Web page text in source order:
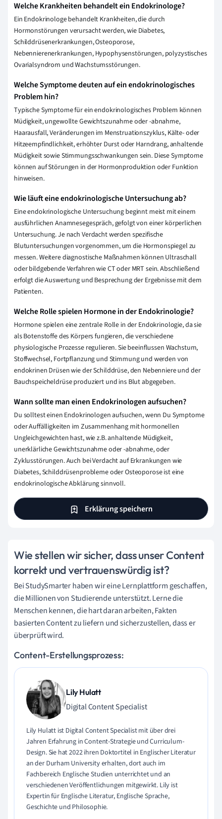
Welche Krankheiten behandelt ein Endokrinologe?
Ein Endokrinologe behandelt Krankheiten, die durch
Hormonstörungen verursacht werden, wie Diabetes,
Schilddrüsenerkrankungen, Osteoporose,
Nebennierenerkrankungen, Hypophysenstörungen, polyzystisches
Ovarialsyndrom und Wachstumsstörungen.
Welche Symptome deuten auf ein endokrinologisches
Problem hin?
Typische Symptome für ein endokrinologisches Problem können
Müdigkeit, ungewollte Gewichtszunahme oder -abnahme,
Haarausfall, Veränderungen im Menstruationszyklus, Kälte- oder
Hitzeempfindlichkeit, erhöhter Durst oder Harndrang, anhaltende
Müdigkeit sowie Stimmungsschwankungen sein. Diese Symptome
können auf Störungen in der Hormonproduktion oder Funktion
hinweisen.
Wie läuft eine endokrinologische Untersuchung ab?
Eine endokrinologische Untersuchung beginnt meist mit einem
ausführlichen Anamnesegespräch, gefolgt von einer körperlichen
Untersuchung. Je nach Verdacht werden spezifische
Blutuntersuchungen vorgenommen, um die Hormonspiegel zu
messen. Weitere diagnostische Maßnahmen können Ultraschall
oder bildgebende Verfahren wie CT oder MRT sein. Abschließend
erfolgt die Auswertung und Besprechung der Ergebnisse mit dem
Patienten.
Welche Rolle spielen Hormone in der Endokrinologie?
Hormone spielen eine zentrale Rolle in der Endokrinologie, da sie
als Botenstoffe des Körpers fungieren, die verschiedene
physiologische Prozesse regulieren. Sie beeinflussen Wachstum,
Stoffwechsel, Fortpflanzung und Stimmung und werden von
endokrinen Drüsen wie der Schilddrüse, den Nebenniere und der
Bauchspeicheldrüse produziert und ins Blut abgegeben.
Wann sollte man einen Endokrinologen aufsuchen?
Du solltest einen Endokrinologen aufsuchen, wenn Du Symptome
oder Auffälligkeiten im Zusammenhang mit hormonellen
Ungleichgewichten hast, wie z.B. anhaltende Müdigkeit,
unerklärliche Gewichtszunahme oder -abnahme, oder
Zyklusstörungen. Auch bei Verdacht auf Erkrankungen wie
Diabetes, Schilddrüsenprobleme oder Osteoporose ist eine
endokrinologische Abklärung sinnvoll.
Erklärung speichern
Wie stellen wir sicher, dass unser Content
korrekt und vertrauenswürdig ist?
Bei StudySmarter haben wir eine Lernplattform geschaffen,
die Millionen von Studierende unterstützt. Lerne die
Menschen kennen, die hart daran arbeiten, Fakten
basierten Content zu liefern und sicherzustellen, dass er
überprüft wird.
Content-Erstellungsprozess:
Lily Hulatt
Digital Content Specialist
Lily Hulatt ist Digital Content Specialist mit über drei
Jahren Erfahrung in Content-Strategie und Curriculum-
Design. Sie hat 2022 ihren Doktortitel in Englischer Literatur
an der Durham University erhalten, dort auch im
Fachbereich Englische Studien unterrichtet und an
verschiedenen Veröffentlichungen mitgewirkt. Lily ist
Expertin für Englische Literatur, Englische Sprache,
Geschichte und Philosophie.